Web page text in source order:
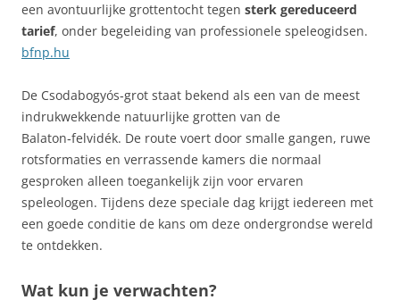
een avontuurlijke grottentocht tegen sterk gereduceerd
tarief, onder begeleiding van professionele speleogidsen.
bfnp.hu
De Csodabogyós‑grot staat bekend als een van de meest
indrukwekkende natuurlijke grotten van de
Balaton‑felvidék. De route voert door smalle gangen, ruwe
rotsformaties en verrassende kamers die normaal
gesproken alleen toegankelijk zijn voor ervaren
speleologen. Tijdens deze speciale dag krijgt iedereen met
een goede conditie de kans om deze ondergrondse wereld
te ontdekken.
Wat kun je verwachten?